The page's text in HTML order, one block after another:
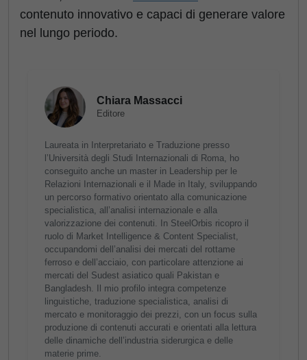
contenuto innovativo e capaci di generare valore
nel lungo periodo.
Chiara Massacci
Editore
Laureata in Interpretariato e Traduzione presso
l’Università degli Studi Internazionali di Roma, ho
conseguito anche un master in Leadership per le
Relazioni Internazionali e il Made in Italy, sviluppando
un percorso formativo orientato alla comunicazione
specialistica, all’analisi internazionale e alla
valorizzazione dei contenuti. In SteelOrbis ricopro il
ruolo di Market Intelligence & Content Specialist,
occupandomi dell’analisi dei mercati del rottame
ferroso e dell’acciaio, con particolare attenzione ai
mercati del Sudest asiatico quali Pakistan e
Bangladesh. Il mio profilo integra competenze
linguistiche, traduzione specialistica, analisi di
mercato e monitoraggio dei prezzi, con un focus sulla
produzione di contenuti accurati e orientati alla lettura
delle dinamiche dell’industria siderurgica e delle
materie prime.